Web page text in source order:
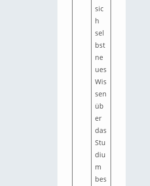
sic
h
sel
bst
ne
ues
Wis
sen
üb
er
das
Stu
diu
m
bes